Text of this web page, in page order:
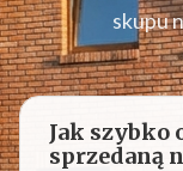
skupu
Jak szybko
sprzedaną